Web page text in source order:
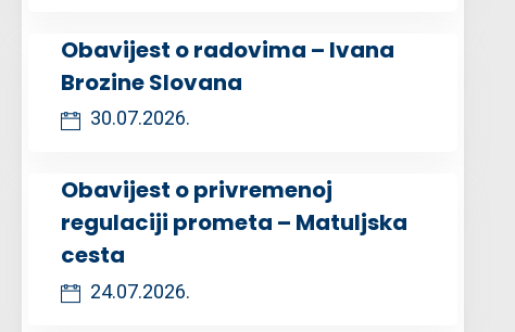
Obavijest o radovima – Ivana
Brozine Slovana
30.07.2026.
Obavijest o privremenoj
regulaciji prometa – Matuljska
cesta
24.07.2026.